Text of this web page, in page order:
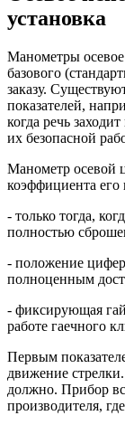
установка
Манометры осевое
базового
заказу.
показателей,
когда речь
их безопасной
Манометр осевой
коэффициента его
- только тогда,
полностью
- положение
полноценным
- фиксирующая
работе гаечного
Первым
движение
должно. Прибор
производителя,